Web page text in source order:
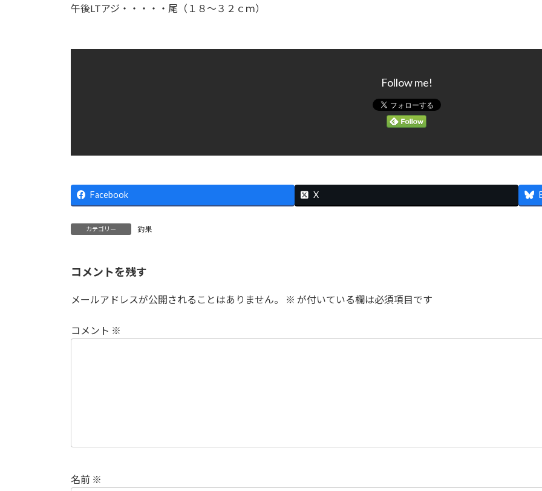
午後LTアジ・・・・・尾（１８～３２ｃｍ）
Follow me!
Facebook X
カテゴリー 釣果
コメントを残す
メールアドレスが公開されることはありません。 ※ が付いている欄は必須項目です
コメント ※
名前 ※